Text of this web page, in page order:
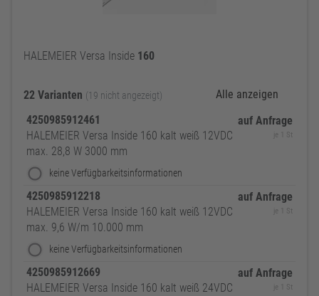
HALEMEIER Versa Inside 160
22 Varianten (19 nicht angezeigt)
Alle anzeigen
4250985912461
HALEMEIER Versa Inside 160 kalt weiß 12VDC
max. 28,8 W 3000 mm
keine Verfügbarkeitsinformationen
auf Anfrage
je 1 St
4250985912218
HALEMEIER Versa Inside 160 kalt weiß 12VDC
max. 9,6 W/m 10.000 mm
keine Verfügbarkeitsinformationen
auf Anfrage
je 1 St
4250985912669
HALEMEIER Versa Inside 160 kalt weiß 24VDC
auf Anfrage
je 1 St